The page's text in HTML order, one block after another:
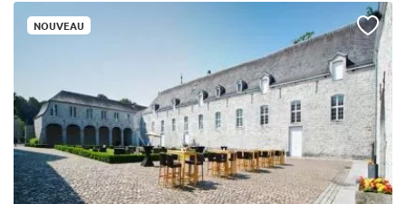
NOUVEAU